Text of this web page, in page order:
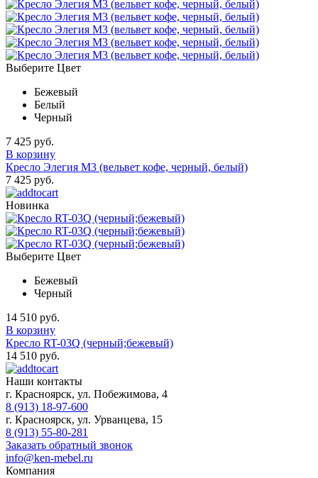
Выберите Цвет
Бежевый
Белый
Черный
7 425 руб.
В корзину
Кресло Элегия М3 (вельвет кофе, черный, белый)
7 425 руб.
Новинка
Выберите Цвет
Бежевый
Черный
14 510 руб.
В корзину
Кресло RT-03Q (черный;бежевый)
14 510 руб.
Наши контакты
г. Красноярск, ул. Побежимова, 4
8 (913) 18-97-600
г. Красноярск, ул. Урванцева, 15
8 (913) 55-80-281
Заказать обратный звонок
info@ken-mebel.ru
Компания